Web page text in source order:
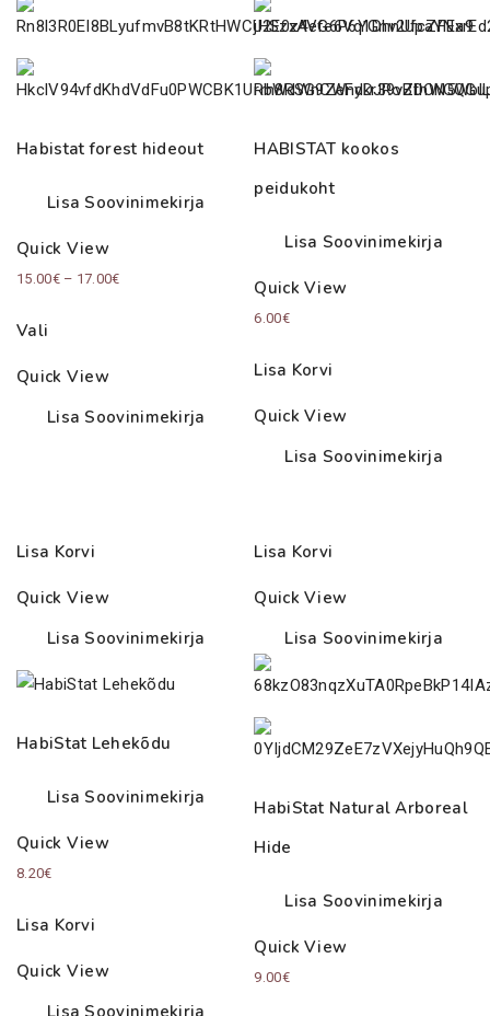
Habistat forest hideout
Lisa Soovinimekirja
Quick View
15.00€ – 17.00€Price
Vali
Quick View
Lisa Soovinimekirja
HABISTAT kookos
peidukoht
Lisa Soovinimekirja
Quick View
6.00€
Lisa Korvi
Quick View
Lisa Soovinimekirja
Lisa Korvi
Quick View
Lisa Soovinimekirja
HabiStat Lehekõdu
Lisa Soovinimekirja
Quick View
8.20€
Lisa Korvi
Quick View
Lisa Korvi
Quick View
Lisa Soovinimekirja
HabiStat Natural Arboreal
Hide
Lisa Soovinimekirja
Quick View
9.00€